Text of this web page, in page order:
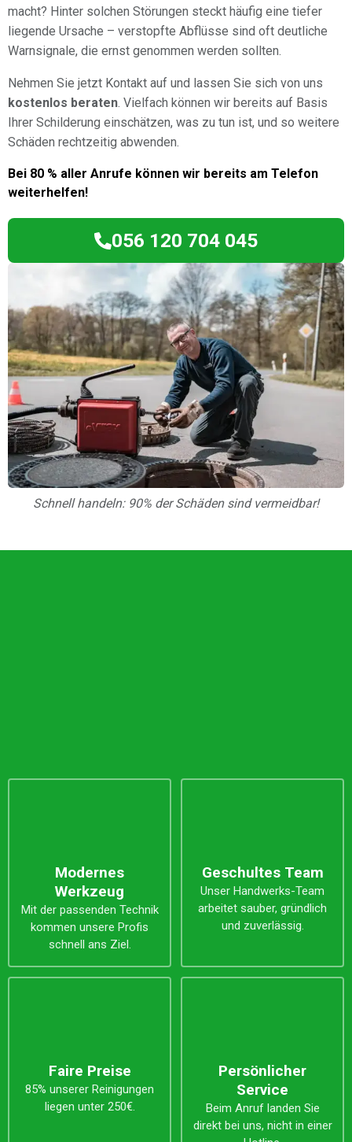
Schnell handeln: 90% der Schäden sind vermeidbar!
macht? Hinter solchen Störungen steckt häufig eine tiefer
liegende Ursache – verstopfte Abflüsse sind oft deutliche
Warnsignale, die ernst genommen werden sollten.
Nehmen Sie jetzt Kontakt auf und lassen Sie sich von uns
kostenlos beraten. Vielfach können wir bereits auf Basis
Ihrer Schilderung einschätzen, was zu tun ist, und so weitere
Schäden rechtzeitig abwenden.
Bei 80 % aller Anrufe können wir bereits am Telefon
weiterhelfen!
056 120 704 045
Modernes
Werkzeug
Mit der passenden Technik
kommen unsere Profis
schnell ans Ziel.
Geschultes Team
Unser Handwerks-Team
arbeitet sauber, gründlich
und zuverlässig.
Faire Preise
85% unserer Reinigungen
liegen unter 250€.
Persönlicher
Service
Beim Anruf landen Sie
direkt bei uns, nicht in einer